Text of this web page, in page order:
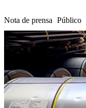
Nota de prensa Público